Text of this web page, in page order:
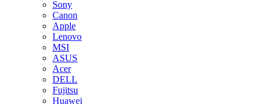
Sony
Canon
Apple
Lenovo
MSI
ASUS
Acer
DELL
Fujitsu
Huawei